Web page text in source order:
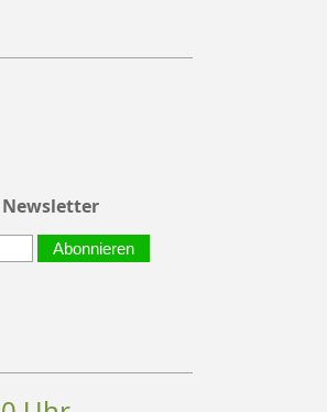
Abonnieren